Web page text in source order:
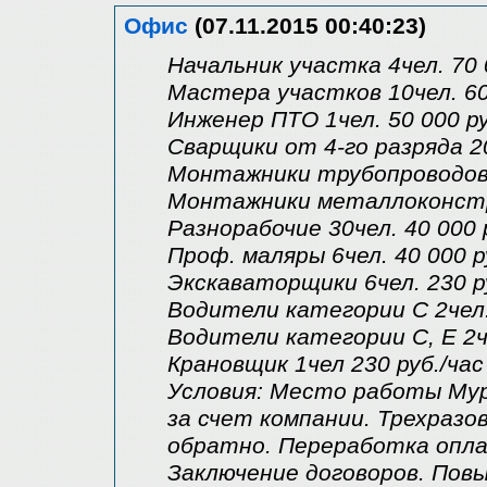
Офис (07.11.2015 00:40:23)
Начальник участка 4чел. 70
Мастера участков 10чел.
Инженер ПТО 1чел. 50 000
Сварщики от 4-го разряда
Монтажники
Монтажники
Разнорабочие 30чел. 40 000
Проф. маляры 6чел. 40 000
Экскаваторщики 6чел. 230
Водители категории С
Водители категории С, Е
Крановщик 1чел 230 руб./час
Условия: Место работы
за счет компании.
обратно. Переработка
Заключение договоров.